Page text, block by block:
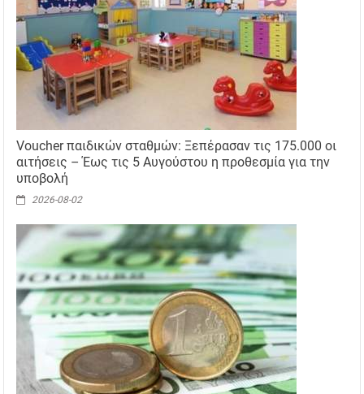
Voucher παιδικών σταθμών: Ξεπέρασαν τις 175.000 οι
αιτήσεις – Έως τις 5 Αυγούστου η προθεσμία για την
υποβολή
2026-08-02